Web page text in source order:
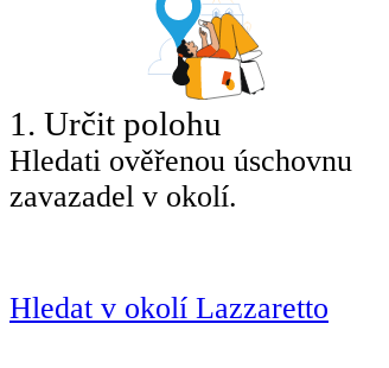
1 . Určit polohu
Hledati ověřenou úschovnu
zavazadel v okolí.
Hledat v okolí Lazzaretto